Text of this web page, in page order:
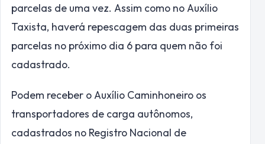
parcelas de uma vez. Assim como no Auxílio
Taxista, haverá repescagem das duas primeiras
parcelas no próximo dia 6 para quem não foi
cadastrado.
Podem receber o Auxílio Caminhoneiro os
transportadores de carga autônomos,
cadastrados no Registro Nacional de